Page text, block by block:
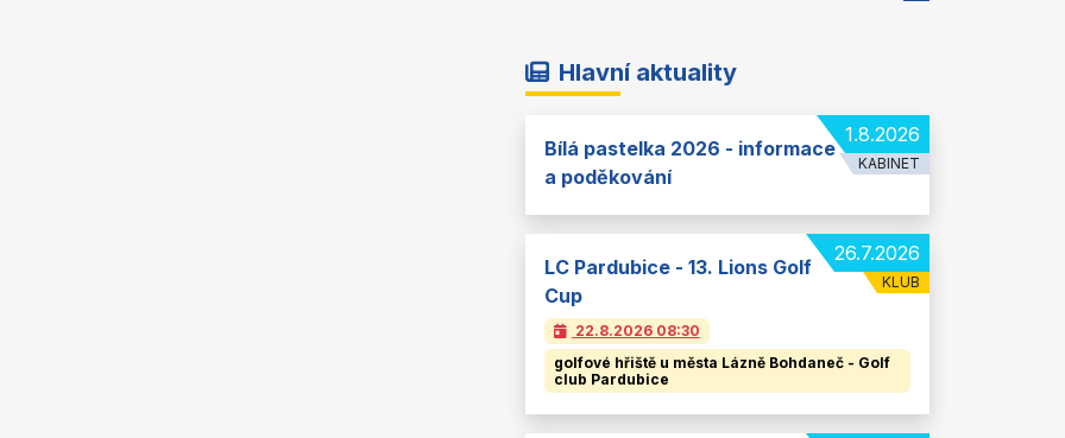
Hlavní aktuality
1.8.2026
KABINET
Bílá pastelka 2026 - informace
a poděkování
26.7.2026
KLUB
LC Pardubice - 13. Lions Golf
Cup
22.8.2026 08:30
golfové hřiště u města Lázně Bohdaneč - Golf
club Pardubice